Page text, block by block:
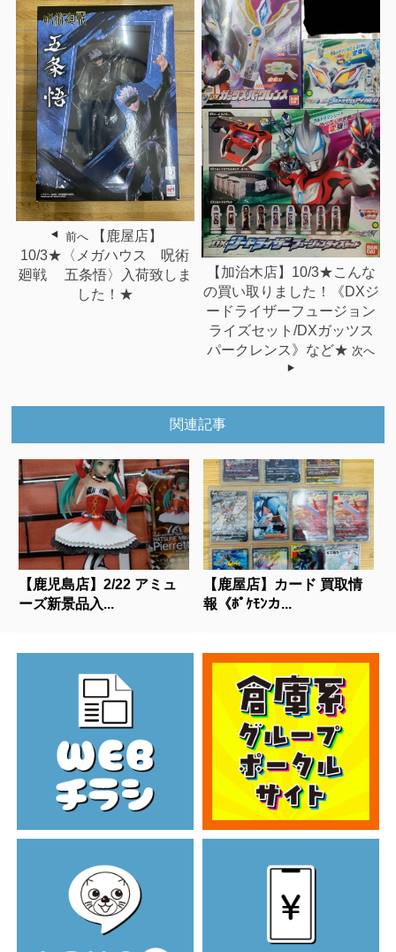
前へ
【鹿屋店】
10/3★〈メガハウス 呪術
廻戦 五条悟〉入荷致しま
した！★
【加治木店】10/3★こんな
の買い取りました！《DXジ
ードライザーフュージョン
ライズセット/DXガッツス
パークレンス》など★ 次へ
関連記事
【鹿児島店】2/22 アミュ
ーズ新景品入...
【鹿屋店】カード 買取情
報《ﾎﾟｹﾓﾝカ...